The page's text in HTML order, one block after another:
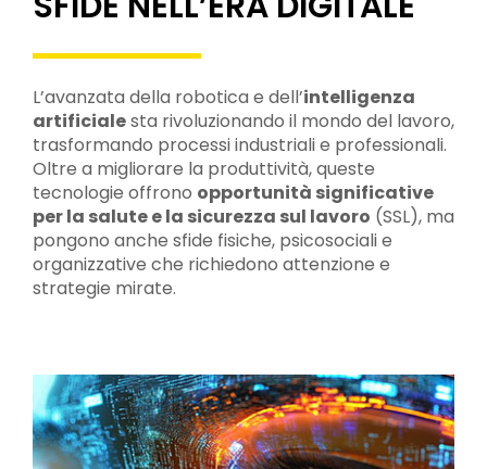
L’avanzata della robotica e dell’intelligenza
artificialesta rivoluzionando il mondo del lavoro,
trasformando processi industriali e professionali.
Oltre a migliorare la produttività, queste
tecnologie offrono opportunità significative
per la salute e la sicurezza sul lavoro (SSL), ma
pongono anche sfide fisiche, psicosociali e
organizzative che richiedono attenzione e
strategie mirate.